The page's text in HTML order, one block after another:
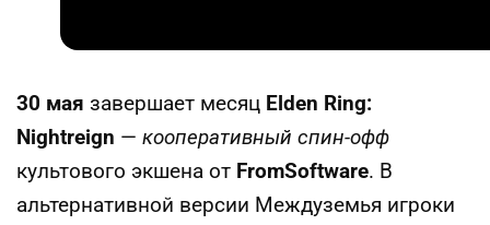
30 мая завершает месяц Elden Ring:
Nightreign — кооперативный спин-офф
культового экшена от FromSoftware. В
альтернативной версии Междуземья игроки